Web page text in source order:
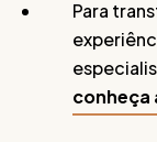
Para
conheça